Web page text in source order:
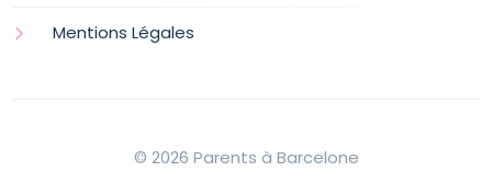
Mentions Légales
© 2026 Parents à Barcelone